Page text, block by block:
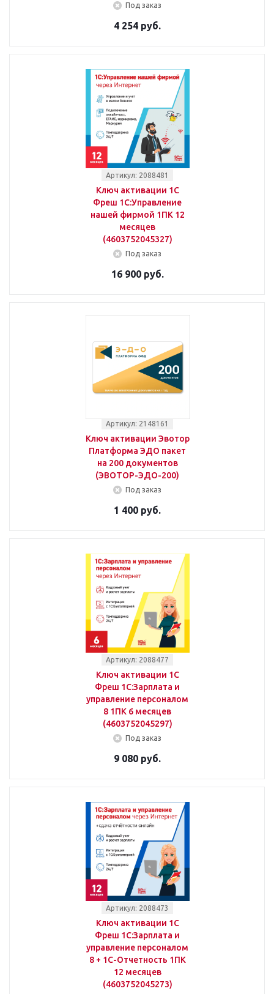
Под заказ
4 254 руб.
Артикул: 2088481
Ключ активации 1С
Фреш 1С:Управление
нашей фирмой 1ПК 12
месяцев
(4603752045327)
Под заказ
16 900 руб.
Артикул: 2148161
Ключ активации Эвотор
Платформа ЭДО пакет
на 200 документов
(ЭВОТОР-ЭДО-200)
Под заказ
1 400 руб.
Артикул: 2088477
Ключ активации 1С
Фреш 1С:Зарплата и
управление персоналом
8 1ПК 6 месяцев
(4603752045297)
Под заказ
9 080 руб.
Артикул: 2088473
Ключ активации 1С
Фреш 1С:Зарплата и
управление персоналом
8 + 1С-Отчетность 1ПК
12 месяцев
(4603752045273)